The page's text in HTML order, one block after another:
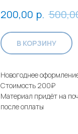
200,00 р.
В КОРЗИНУ
Новогоднее
Стоимость 200₽
Материал придёт на
после оплаты